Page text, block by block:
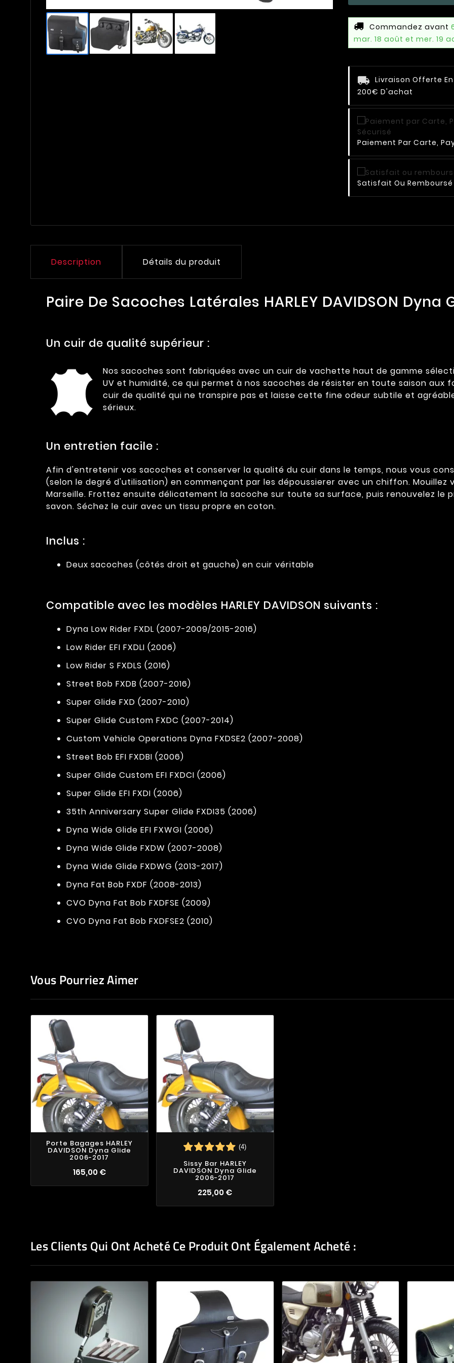
Commandez avant
mar. 18 août et mer. 19
Livraison Offerte
200€ D'achat
Paiement Par Carte,
Satisfait Ou Remboursé
Description Détails du produit
Paire De Sacoches Latérales HARLEY DAVIDSON Dyna
Un cuir de qualité supérieur :
Nos sacoches sont fabriquées avec un cuir de vachette haut de gamme
UV et humidité, ce qui permet à nos sacoches de résister en toute saison aux
cuir de qualité qui ne transpire pas et laisse cette fine odeur subtile et
sérieux.
Un entretien facile :
Afin d'entretenir vos sacoches et conserver la qualité du cuir dans le temps, nous vous
(selon le degré d'utilisation) en commençant par les dépoussierer avec un chiffon.
Marseille. Frottez ensuite délicatement la sacoche sur toute sa surface, puis renouvelez le
savon. Séchez le cuir avec un tissu propre en coton.
Inclus :
Deux sacoches (côtés droit et gauche) en cuir véritable
Compatible avec les modèles HARLEY DAVIDSON suivants :
Dyna Low Rider FXDL (2007-2009/2015-2016)
Low Rider EFI FXDLI (2006)
Low Rider S FXDLS (2016)
Street Bob FXDB (2007-2016)
Super Glide FXD (2007-2010)
Super Glide Custom FXDC (2007-2014)
Custom Vehicle Operations Dyna FXDSE2 (2007-2008)
Street Bob EFI FXDBI (2006)
Super Glide Custom EFI FXDCI (2006)
Super Glide EFI FXDI (2006)
35th Anniversary Super Glide FXDI35 (2006)
Dyna Wide Glide EFI FXWGI (2006)
Dyna Wide Glide FXDW (2007-2008)
Dyna Wide Glide FXDWG (2013-2017)
Dyna Fat Bob FXDF (2008-2013)
CVO Dyna Fat Bob FXDFSE (2009)
CVO Dyna Fat Bob FXDFSE2 (2010)
Vous Pourriez Aimer
Porte Bagages HARLEY
DAVIDSON Dyna Glide
2006-2017
165,00 €
(4)
Sissy Bar HARLEY
DAVIDSON Dyna Glide
2006-2017
225,00 €
Les Clients Qui Ont Acheté Ce Produit Ont Également Acheté :